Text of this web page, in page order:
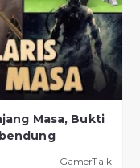
Masa, Bukti
GamerTalk